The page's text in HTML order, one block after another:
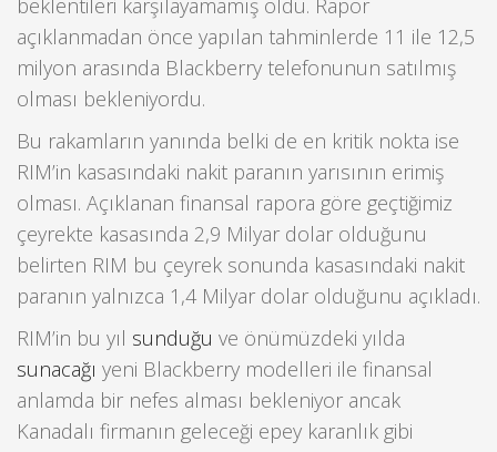
açıklanmadan önce yapılan tahminlerde 11 ile 12,5
milyon arasında Blackberry telefonunun satılmış
olması bekleniyordu.
Bu rakamların yanında belki de en kritik nokta ise
RIM’in kasasındaki nakit paranın yarısının erimiş
olması. Açıklanan finansal rapora göre geçtiğimiz
çeyrekte kasasında 2,9 Milyar dolar olduğunu
belirten RIM bu çeyrek sonunda kasasındaki nakit
paranın yalnızca 1,4 Milyar dolar olduğunu açıkladı.
RIM’in bu yıl sunduğu ve önümüzdeki yılda
sunacağı yeni Blackberry modelleri ile finansal
anlamda bir nefes alması bekleniyor ancak
Kanadalı firmanın geleceği epey karanlık gibi